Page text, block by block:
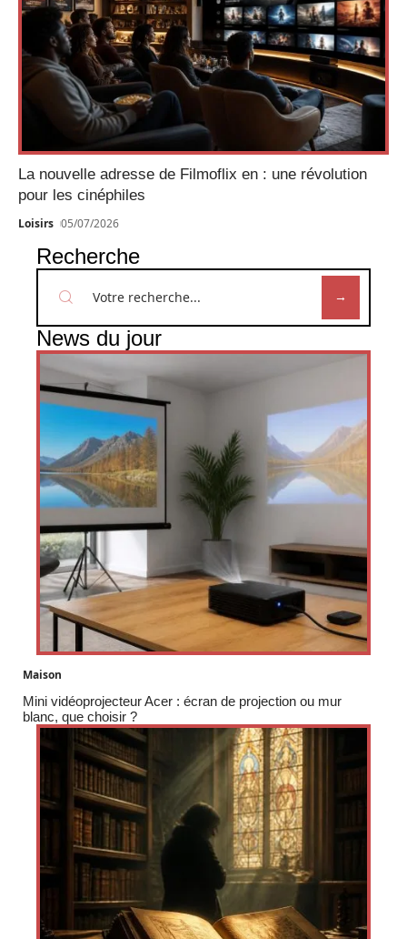
La nouvelle adresse de Filmoflix en : une révolution
pour les cinéphiles
Loisirs 05/07/2026
Recherche
News du jour
Maison
Mini vidéoprojecteur Acer : écran de projection ou mur
blanc, que choisir ?